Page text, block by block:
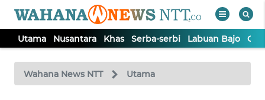
Utama Nusantara Khas Serba-serbi Labuan Bajo
Wahana News NTT Utama
TV
Tutup